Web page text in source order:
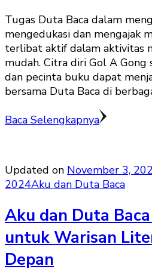
Tugas Duta Baca dalam
mengedukasi dan mengajak
terlibat aktif dalam aktivitas
mudah. Citra diri Gol A Gong
dan pecinta buku dapat
bersama Duta Baca di
Baca Selengkapnya
Updated on November 3,
2024Aku dan Duta Baca
Aku dan Duta
untuk Warisan
Depan